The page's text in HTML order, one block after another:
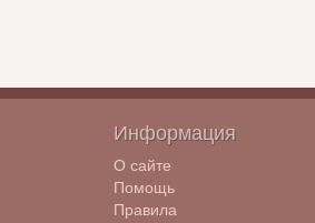
Информация
О сайте
Помощь
Правила